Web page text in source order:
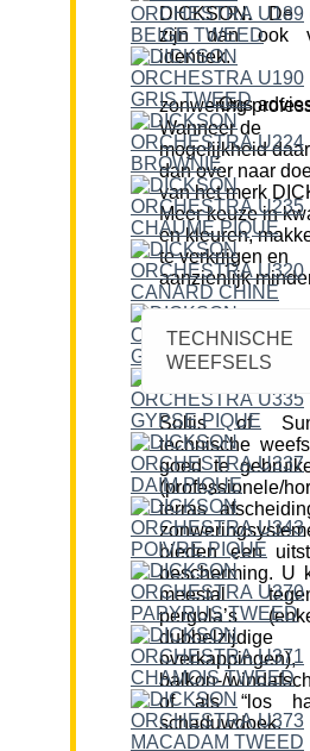
DICKSON. De
zijn dan ook
identiek.
Ons advies als zonwering
Wanneer de
mogelijkheid
dan over naar
van het merk
Meer keuze in
en kleuren,
te verkrijgen en
aanzienlijk
TECHNISCHE
WEEFSELS
Soltis of
technische
goed te
(professionele/
terras
bieden een
bescherming. U
meestal
pergola’s
dubbelzijdige
overkappingen),
balkon-/
of als “los
schaduwdoek.